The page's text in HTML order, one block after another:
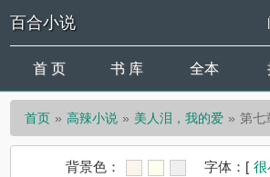
百合小说
首 页 书 库 全本
首页 高辣小说 美人泪，我的爱 第七
背景色： 字体： [ 很